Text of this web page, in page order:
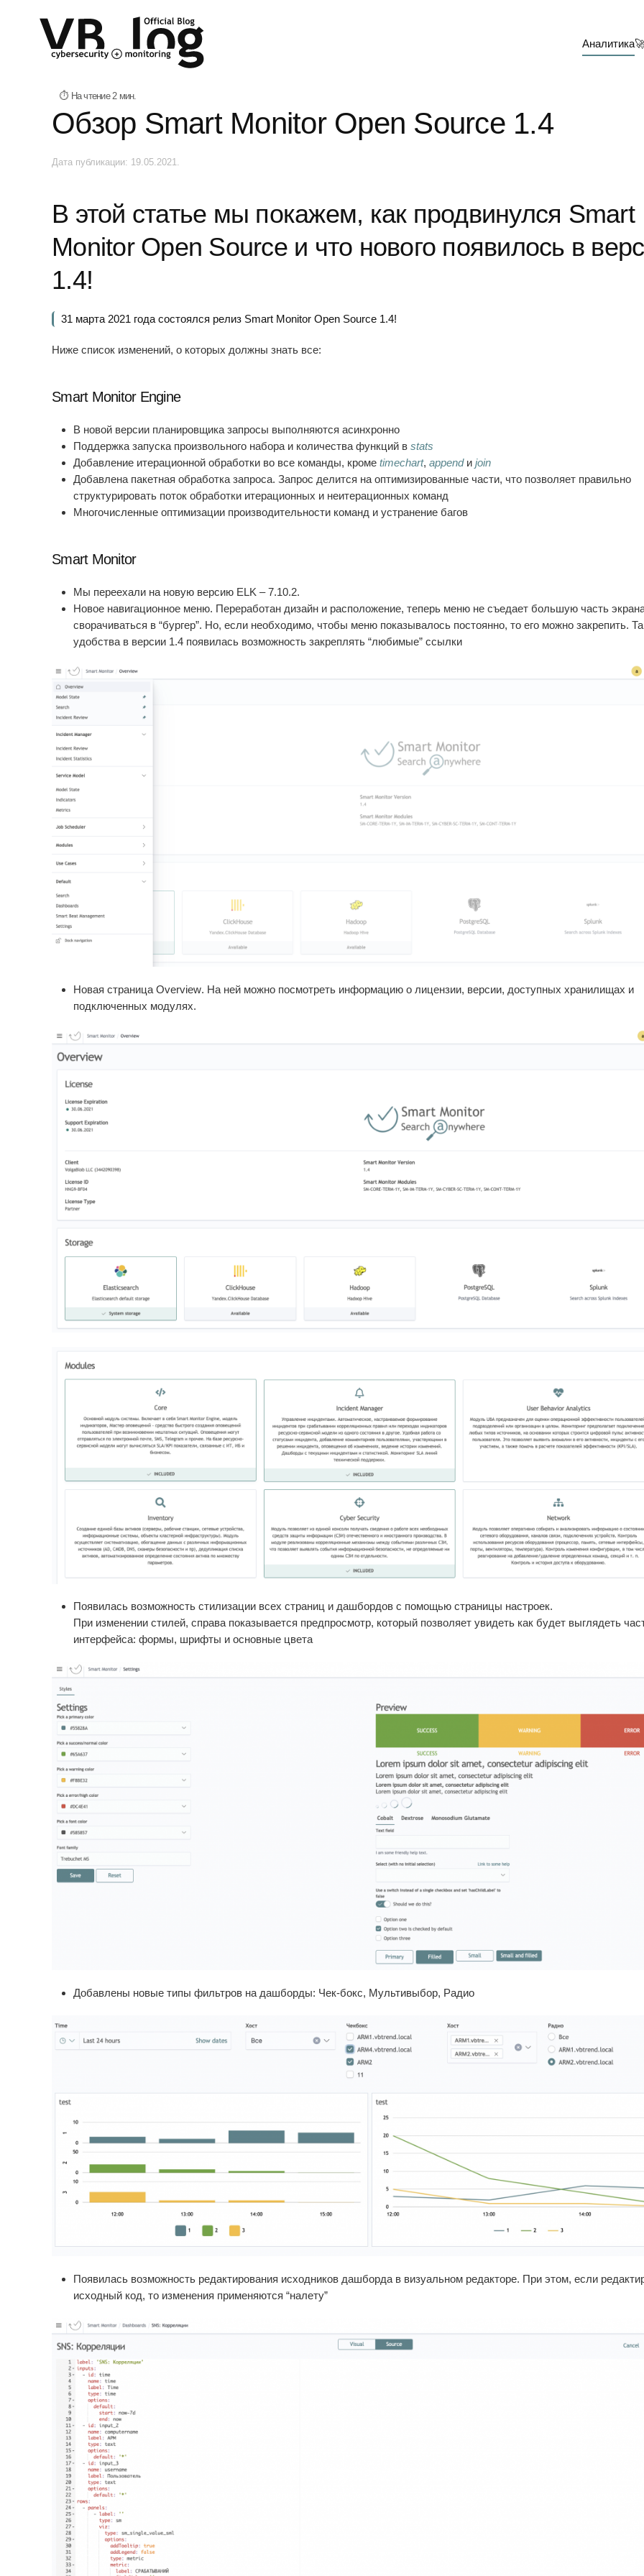
Аналитика
Обзор Smart Monitor Open Source 1.4
Дата публикации: 19.05.2021.
В этой статье мы покажем, как продвинулся Smart
Monitor Open Source и что нового появилось в
1.4!
31 марта 2021 года состоялся релиз Smart Monitor Open Source 1.4!
Ниже список изменений, о которых должны знать все:
Smart Monitor Engine
В новой версии планировщика запросы выполняются асинхронно
Поддержка запуска произвольного набора и количества функций в stats
Добавление итерационной обработки во все команды, кроме timechart, appendи join
Добавлена пакетная обработка запроса. Запрос делится на оптимизированные части, что позволяет правильно
структурировать поток обработки итерационных и неитерационных команд
Многочисленные оптимизации производительности команд и устранение багов
Smart Monitor
Мы переехали на новую версию ELK – 7.10.2.
Новое навигационное меню. Переработан дизайн и расположение, теперь меню не съедает большую часть
сворачиваться в “бургер”. Но, если необходимо, чтобы меню показывалось постоянно, то его можно закрепить.
удобства в версии 1.4 появилась возможность закреплять “любимые” ссылки
Новая страница Overview. На ней можно посмотреть информацию о лицензии, версии, доступных хранилищах и
подключенных модулях.
Появилась возможность стилизации всех страниц и дашбордов с помощью страницы настроек.
При изменении стилей, справа показывается предпросмотр, который позволяет увидеть как будет выглядеть
интерфейса: формы, шрифты и основные цвета
Добавлены новые типы фильтров на дашборды: Чек-бокс, Мультивыбор, Радио
Появилась возможность редактирования исходников дашборда в визуальном редакторе. При этом, если
исходный код, то изменения применяются “налету”